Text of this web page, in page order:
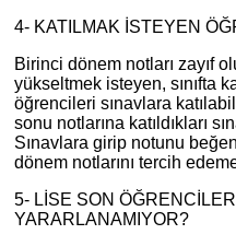
4- KATILMAK İSTEYEN
Birinci dönem notları zayıf
yükseltmek isteyen, sınıfta
öğrencileri sınavlara
sonu notlarına katıldıkları
Sınavlara girip notunu
dönem notlarını tercih
5- LİSE SON
YARARLANAMIYOR?